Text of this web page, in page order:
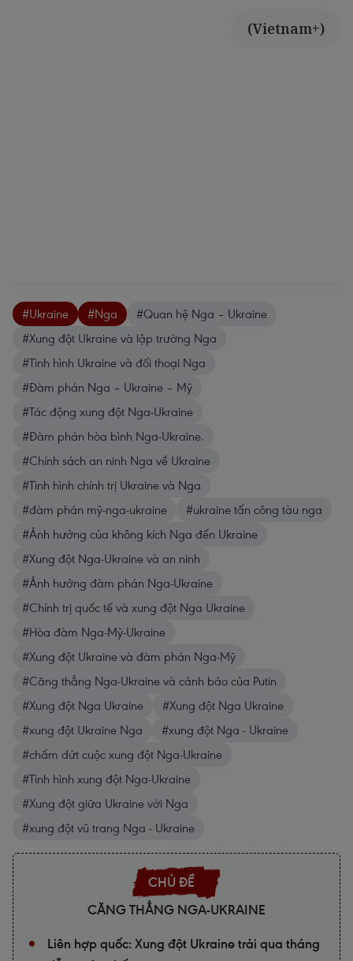
(Vietnam+)
#Ukraine #Nga
#Quan hệ Nga – Ukraine
#Xung đột Ukraine và lập trường Nga
#Tình hình Ukraine và đối thoại Nga
#Đàm phán Nga – Ukraine – Mỹ
#Tác động xung đột Nga-Ukraine
#Đàm phán hòa bình Nga-Ukraine.
#Chính sách an ninh Nga về Ukraine
#Tình hình chính trị Ukraine và Nga
#đàm phán mỹ-nga-ukraine
#ukraine tấn công tàu nga
#Ảnh hưởng của không kích Nga đến Ukraine
#Xung đột Nga-Ukraine và an ninh
#Ảnh hưởng đàm phán Nga-Ukraine
#Chính trị quốc tế và xung đột Nga Ukraine
#Hòa đàm Nga-Mỹ-Ukraine
#Xung đột Ukraine và đàm phán Nga-Mỹ
#Căng thẳng Nga-Ukraine và cảnh báo của Putin
#Xung đột Nga Ukraine
#Xung đột Nga Ukraine
#xung đột Ukraine Nga
#xung đột Nga - Ukraine
#chấm dứt cuộc xung đột Nga-Ukraine
#Tình hình xung đột Nga-Ukraine
#Xung đột giữa Ukraine với Nga
#xung đột vũ trang Nga - Ukraine
CĂNG THẲNG NGA-UKRAINE
Liên hợp quốc: Xung đột Ukraine trải qua tháng